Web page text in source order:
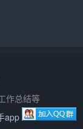
作能力。在学
，勇于面对挑
作总结等
app